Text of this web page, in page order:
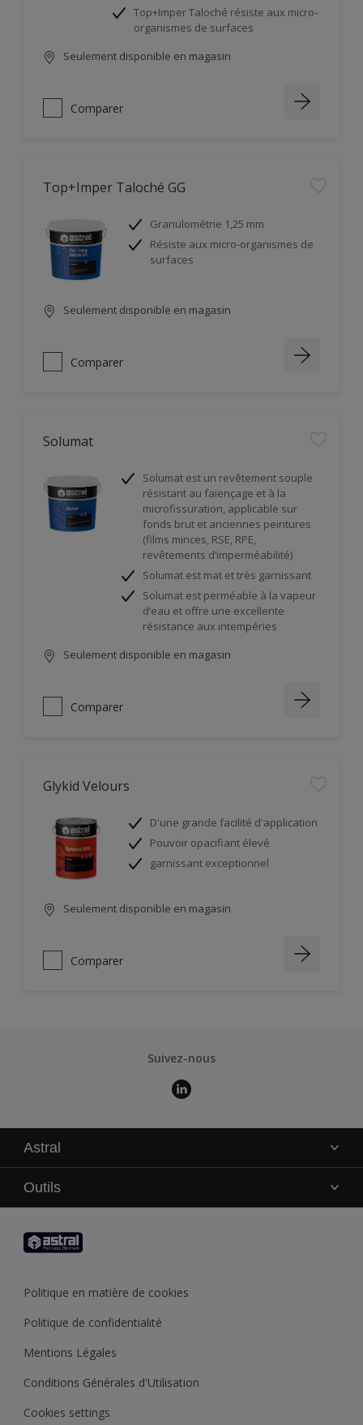
Top+Imper Taloché résiste aux micro-
organismes de surfaces
Seulement disponible en magasin
Comparer
Top+Imper Taloché GG
Granulométrie 1,25 mm
Résiste aux micro-organismes de
surfaces
Seulement disponible en magasin
Comparer
Solumat
Solumat est un revêtement souple
résistant au faïençage et à la
microfissuration, applicable sur
fonds brut et anciennes peintures
(films minces, RSE, RPE,
revêtements d’imperméabilité)
Solumat est mat et très garnissant
Solumat est perméable à la vapeur
d’eau et offre une excellente
résistance aux intempéries
Seulement disponible en magasin
Comparer
Glykid Velours
D'une grande facilité d'application
Pouvoir opacifiant élevé
garnissant exceptionnel
Seulement disponible en magasin
Comparer
Suivez-nous
Astral
La marque
Service technique
Contact
Trouver un point de vente
Recycler son pot de peinture
Outils
Politique en matière de cookies
Politique de confidentialité
Mentions Légales
Conditions Générales d'Utilisation
Cookies settings